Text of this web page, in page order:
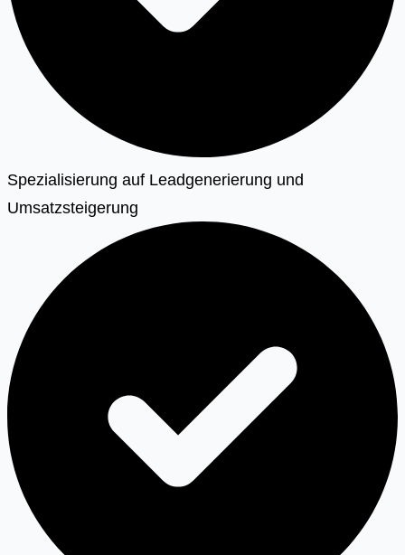
Spezialisierung auf Leadgenerierung und
Umsatzsteigerung